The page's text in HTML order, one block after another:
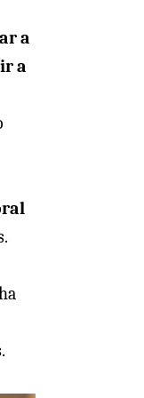
a
a